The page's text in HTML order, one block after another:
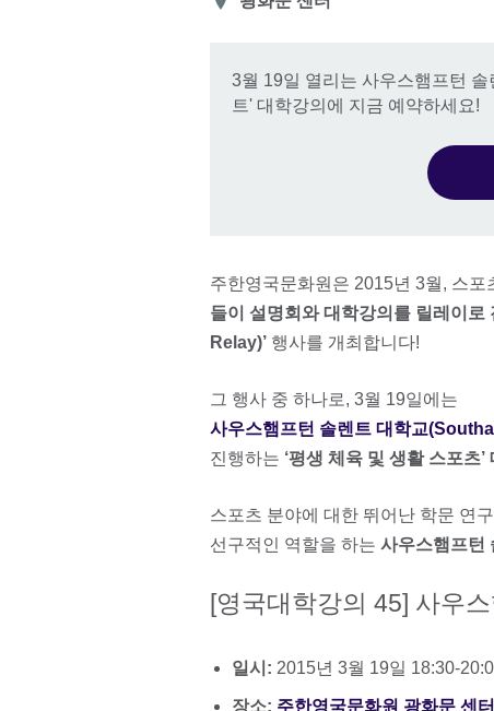
3월 19일 열리는 사우스햄프턴
트' 대학강의에 지금 예약하세요!
주한영국문화원은 2015년 3월, 스
들이 설명회와 대학강의를 릴레이로
Relay)’ 행사를 개최합니다!
그 행사 중 하나로, 3월 19일에는
사우스햄프턴 솔렌트 대학교
진행하는 ‘평생 체육 및 생활 스포츠’
스포츠 분야에 대한 뛰어난 학문 연
선구적인 역할을 하는 사우스햄프턴
[영국대학강의 45] 사우
일시: 2015년 3월 19일 18:30-
장소: 주한영국문화원 광화문 센터